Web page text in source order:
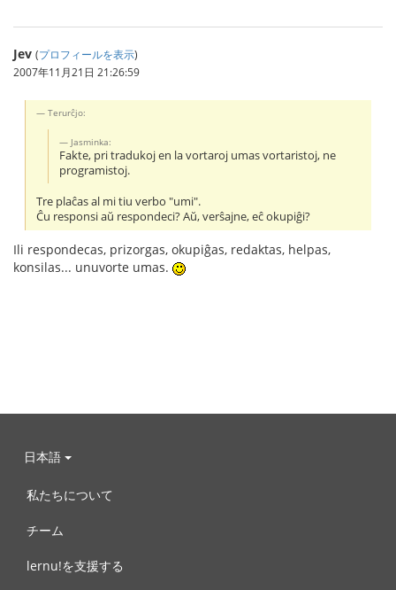
Jev (プロフィールを表示)
2007年11月21日 21:26:59
Terurĉjo:
Jasminka:
Fakte, pri tradukoj en la vortaroj umas vortaristoj, ne
programistoj.
Tre plaĉas al mi tiu verbo "umi".
Ĉu responsi aŭ respondeci? Aŭ, verŝajne, eĉ okupiĝi?
Ili respondecas, prizorgas, okupiĝas, redaktas, helpas,
konsilas... unuvorte umas.
日本語
私たちについて
チーム
lernu!を支援する